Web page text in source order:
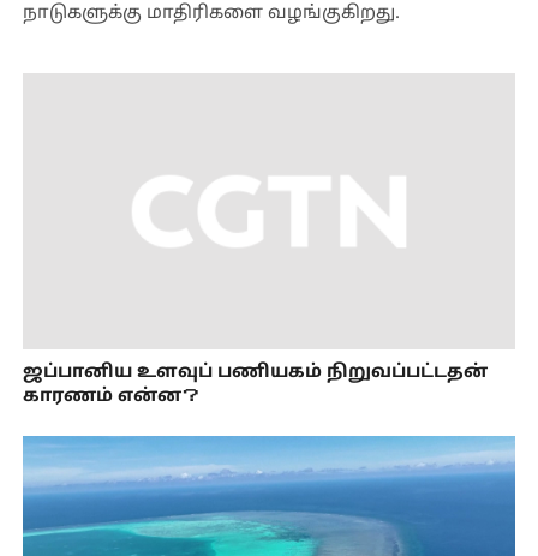
நாடுகளுக்கு மாதிரிகளை வழங்குகிறது.
ஜப்பானிய உளவுப் பணியகம் நிறுவப்பட்டதன்
காரணம் என்ன？